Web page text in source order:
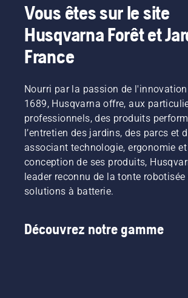
Vous êtes sur le site
Husqvarna Forêt et
France
Nourri par la passion de
1689, Husqvarna offre, aux
professionnels, des produits
l’entretien des jardins, des parcs et
associant technologie, ergonomie
conception de ses produits,
leader reconnu de la tonte robotisée
solutions à batterie.
Découvrez notre gamme